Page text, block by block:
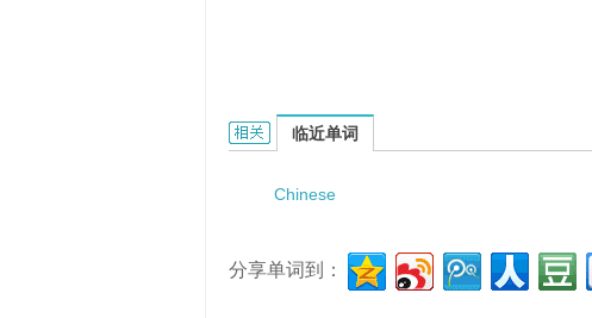
Chinese pasta product的相关资料：
临近单词
Chinese
分享单词到：